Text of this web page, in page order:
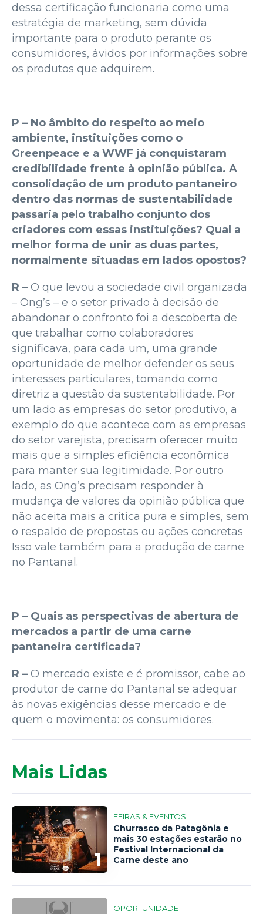
dessa certificação funcionaria como uma
estratégia de marketing, sem dúvida
importante para o produto perante os
consumidores, ávidos por informações sobre
os produtos que adquirem.
P – No âmbito do respeito ao meio
ambiente, instituições como o
Greenpeace e a WWF já conquistaram
credibilidade frente à opinião pública. A
consolidação de um produto pantaneiro
dentro das normas de sustentabilidade
passaria pelo trabalho conjunto dos
criadores com essas instituições? Qual a
melhor forma de unir as duas partes,
normalmente situadas em lados opostos?
R – O que levou a sociedade civil organizada
– Ong’s – e o setor privado à decisão de
abandonar o confronto foi a descoberta de
que trabalhar como colaboradores
significava, para cada um, uma grande
oportunidade de melhor defender os seus
interesses particulares, tomando como
diretriz a questão da sustentabilidade. Por
um lado as empresas do setor produtivo, a
exemplo do que acontece com as empresas
do setor varejista, precisam oferecer muito
mais que a simples eficiência econômica
para manter sua legitimidade. Por outro
lado, as Ong’s precisam responder à
mudança de valores da opinião pública que
não aceita mais a crítica pura e simples, sem
o respaldo de propostas ou ações concretas
Isso vale também para a produção de carne
no Pantanal.
P – Quais as perspectivas de abertura de
mercados a partir de uma carne
pantaneira certificada?
R – O mercado existe e é promissor, cabe ao
produtor de carne do Pantanal se adequar
às novas exigências desse mercado e de
quem o movimenta: os consumidores.
Mais Lidas
1
FEIRAS & EVENTOS
Churrasco da Patagônia e
mais 30 estações estarão no
Festival Internacional da
Carne deste ano
OPORTUNIDADE